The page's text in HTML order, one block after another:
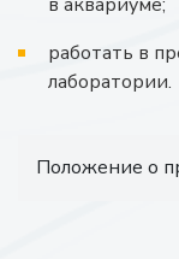
работать в
лаборатории.
Положение о